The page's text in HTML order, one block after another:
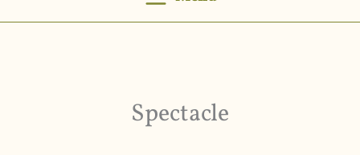
Spectacle